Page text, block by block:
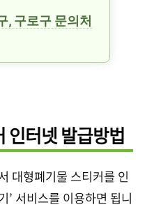
, 구로구 문의처
인터넷 발급방법
대형폐기물 스티커를 인
’ 서비스를 이용하면 됩니